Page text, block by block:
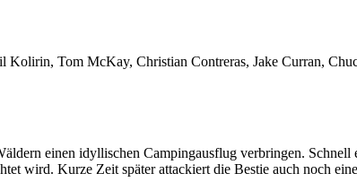
Kolirin, Tom McKay, Christian Contreras, Jake Curran,
einen idyllischen Campingausflug verbringen.
wird. Kurze Zeit später attackiert die Bestie auch noch